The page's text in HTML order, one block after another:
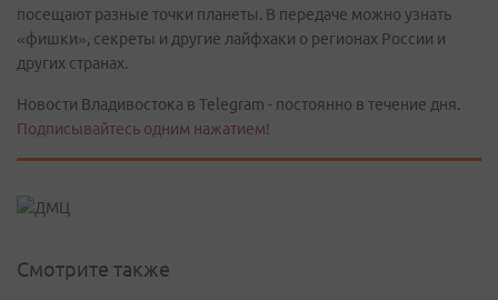
посещают разные точки планеты. В передаче можно узнать
«фишки», секреты и другие лайфхаки о регионах России и
других странах.
Новости Владивостока в Telegram - постоянно в течение дня.
Подписывайтесь одним нажатием!
Смотрите также